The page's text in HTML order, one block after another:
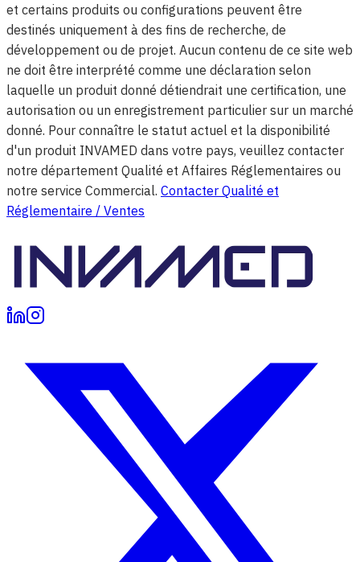
et certains produits ou configurations peuvent être
destinés uniquement à des fins de recherche, de
développement ou de projet. Aucun contenu de ce site web
ne doit être interprété comme une déclaration selon
laquelle un produit donné détiendrait une certification, une
autorisation ou un enregistrement particulier sur un marché
donné. Pour connaître le statut actuel et la disponibilité
d'un produit INVAMED dans votre pays, veuillez contacter
notre département Qualité et Affaires Réglementaires ou
notre service Commercial. Contacter Qualité et
Réglementaire / Ventes